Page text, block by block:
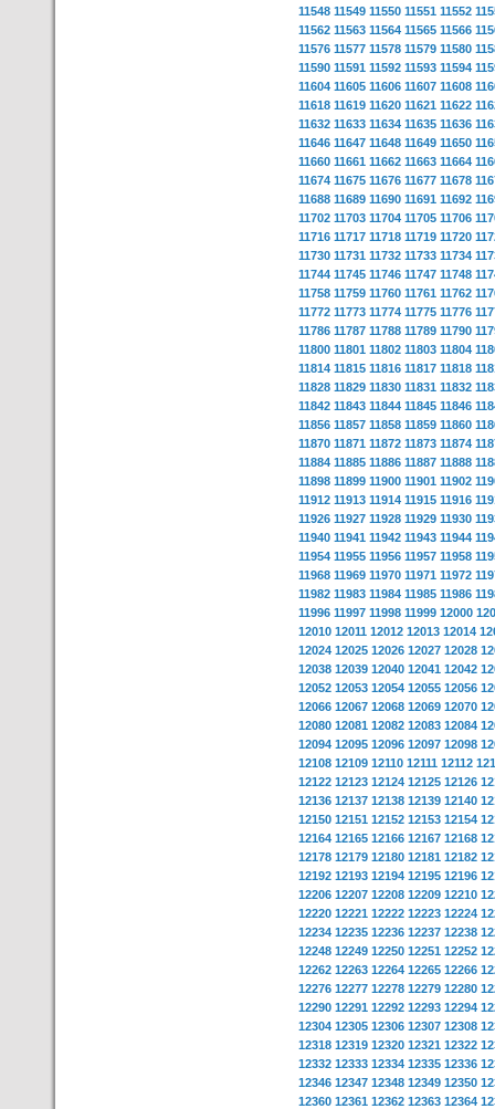
11548 11549 11550 11551 11552
11562 11563 11564 11565 11566
11576 11577 11578 11579 11580
11590 11591 11592 11593 11594
11604 11605 11606 11607 11608
11618 11619 11620 11621 11622
11632 11633 11634 11635 11636
11646 11647 11648 11649 11650
11660 11661 11662 11663 11664
11674 11675 11676 11677 11678
11688 11689 11690 11691 11692
11702 11703 11704 11705 11706
11716 11717 11718 11719 11720
11730 11731 11732 11733 11734
11744 11745 11746 11747 11748
11758 11759 11760 11761 11762
11772 11773 11774 11775 11776
11786 11787 11788 11789 11790
11800 11801 11802 11803 11804
11814 11815 11816 11817 11818
11828 11829 11830 11831 11832
11842 11843 11844 11845 11846
11856 11857 11858 11859 11860
11870 11871 11872 11873 11874
11884 11885 11886 11887 11888
11898 11899 11900 11901 11902
11912 11913 11914 11915 11916
11926 11927 11928 11929 11930
11940 11941 11942 11943 11944
11954 11955 11956 11957 11958
11968 11969 11970 11971 11972
11982 11983 11984 11985 11986
11996 11997 11998 11999 12000
12010 12011 12012 12013 12014
12024 12025 12026 12027 12028
12038 12039 12040 12041 12042
12052 12053 12054 12055 12056
12066 12067 12068 12069 12070
12080 12081 12082 12083 12084
12094 12095 12096 12097 12098
12108 12109 12110 12111 12112
12122 12123 12124 12125 12126
12136 12137 12138 12139 12140
12150 12151 12152 12153 12154
12164 12165 12166 12167 12168
12178 12179 12180 12181 12182
12192 12193 12194 12195 12196
12206 12207 12208 12209 12210
12220 12221 12222 12223 12224
12234 12235 12236 12237 12238
12248 12249 12250 12251 12252
12262 12263 12264 12265 12266
12276 12277 12278 12279 12280
12290 12291 12292 12293 12294
12304 12305 12306 12307 12308
12318 12319 12320 12321 12322
12332 12333 12334 12335 12336
12346 12347 12348 12349 12350
12360 12361 12362 12363 12364